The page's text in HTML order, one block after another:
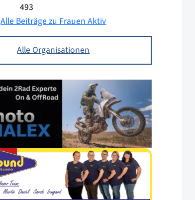
493
Alle Beiträge zu Frauen Aktiv
Alle Organisationen